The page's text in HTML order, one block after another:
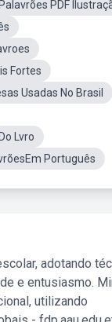
PDF
Fortes
Usadas No Brasil
Lvro
Português
adotando
e entusiasmo.
utilizando